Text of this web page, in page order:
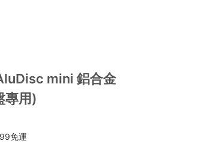
mini 鋁合金
專用)
免運